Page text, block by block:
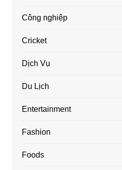
Công nghiệp
Cricket
Dịch Vụ
Du Lịch
Entertainment
Fashion
Foods